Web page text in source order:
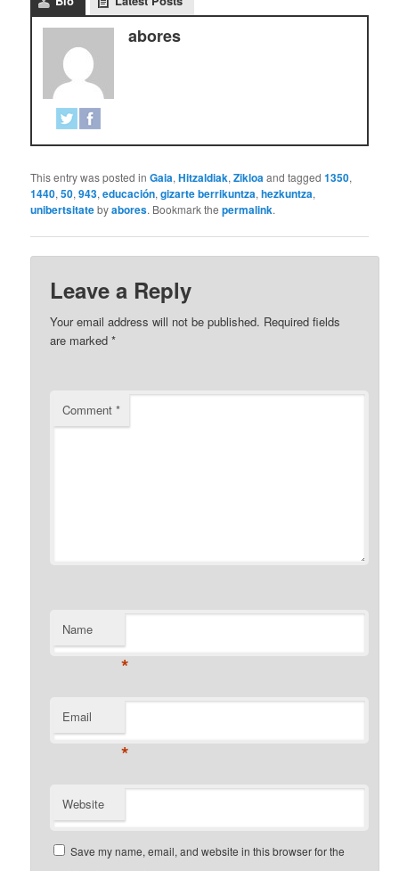
abores
This entry was posted inGaia,Hitzaldiak,Zikloaand tagged1350,
1440,50,943,educación,gizarte berrikuntza,hezkuntza,
unibertsitatebyabores. Bookmark thepermalink.
Leave a Reply
Your email address will not be published. Required fields
are marked*
Comment*
Name
*
Email
*
Website
Save my name, email, and website in this browser for the